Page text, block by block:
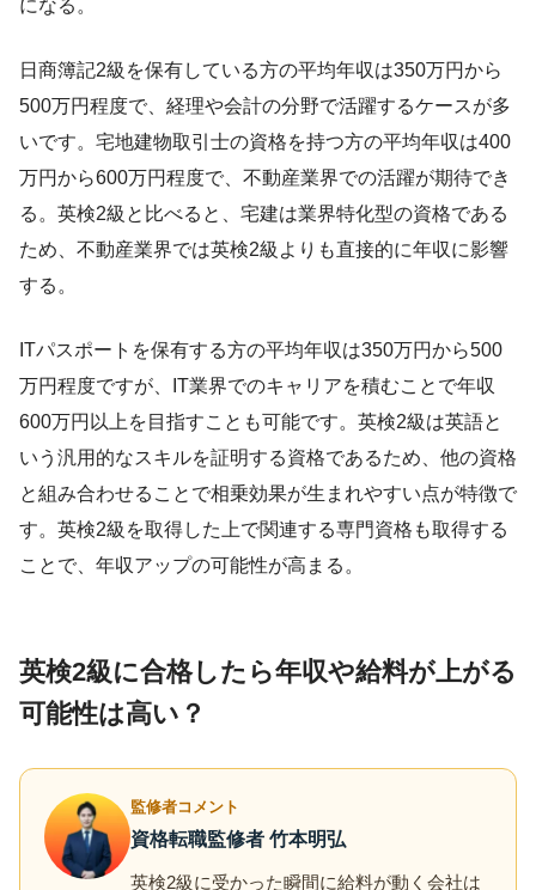
になる。
日商簿記2級を保有している方の平均年収は350万円から
500万円程度で、経理や会計の分野で活躍するケースが多
いです。宅地建物取引士の資格を持つ方の平均年収は400
万円から600万円程度で、不動産業界での活躍が期待でき
る。英検2級と比べると、宅建は業界特化型の資格である
ため、不動産業界では英検2級よりも直接的に年収に影響
する。
ITパスポートを保有する方の平均年収は350万円から500
万円程度ですが、IT業界でのキャリアを積むことで年収
600万円以上を目指すことも可能です。英検2級は英語と
いう汎用的なスキルを証明する資格であるため、他の資格
と組み合わせることで相乗効果が生まれやすい点が特徴で
す。英検2級を取得した上で関連する専門資格も取得する
ことで、年収アップの可能性が高まる。
英検2級に合格したら年収や給料が上がる
可能性は高い？
監修者コメント
資格転職監修者 竹本明弘
英検2級に受かった瞬間に給料が動く会社は